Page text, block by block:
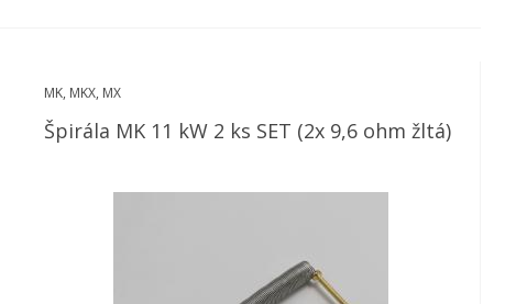
MK, MKX, MX
Špirála MK 11 kW 2 ks SET (2x 9,6 ohm žltá)